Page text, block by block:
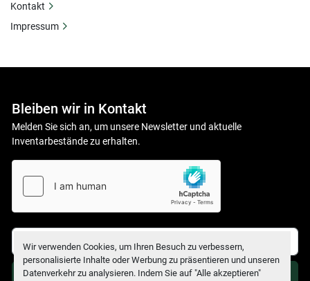
Wir verwenden Cookies, um Ihren Besuch zu verbessern,
personalisierte Inhalte oder Werbung zu präsentieren und unseren
Datenverkehr zu analysieren. Indem Sie auf "Alle akzeptieren"
Bleiben wir in Kontakt
Melden Sie sich an, um unsere Newsletter und aktuelle
Inventarbestände zu erhalten.
Anmelden
Kontakt
Impressum